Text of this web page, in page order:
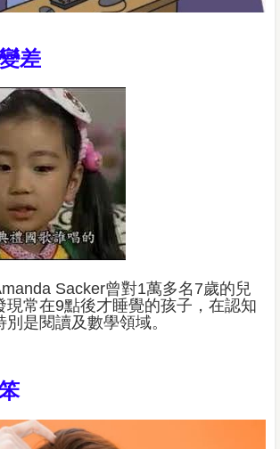
差
Sacker曾對1萬多名7歲的兒
現常在9點後才睡覺的孩子，在認知
是閱讀及數學領域。